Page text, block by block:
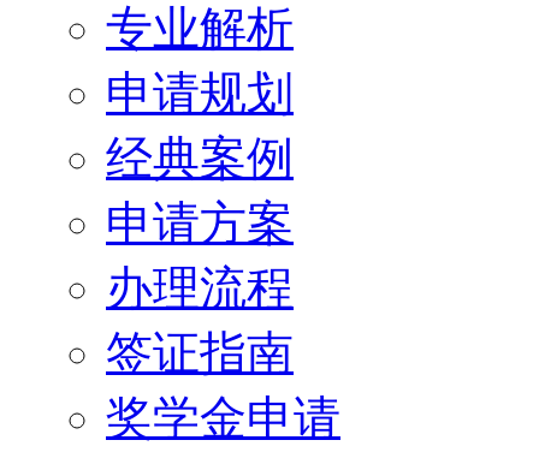
专业解析
申请规划
经典案例
申请方案
办理流程
签证指南
奖学金申请